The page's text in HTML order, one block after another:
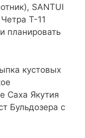
SANTUI
Т-11
планировать
кустовых
Саха Якутия
Бульдозера с